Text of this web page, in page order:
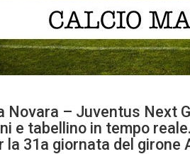
Novara – Juventus Next
e tabellino in tempo
la 31a giornata del girone